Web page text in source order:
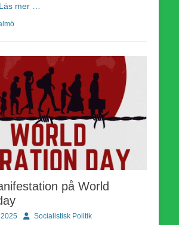
Läs mer …
på World
Författare
Socialistisk Politik